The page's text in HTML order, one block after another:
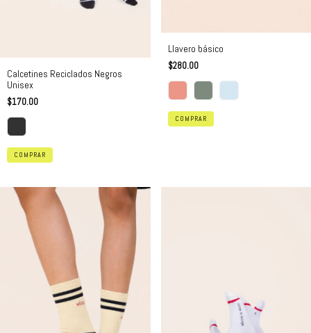
Calcetines Reciclados Negros
Unisex
$170.00
COMPRAR
Llavero básico
$280.00
COMPRAR